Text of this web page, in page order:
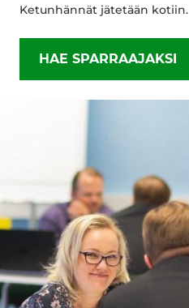
Ketunhännät jätetään kotiin.
HAE SPARRAAJAKSI